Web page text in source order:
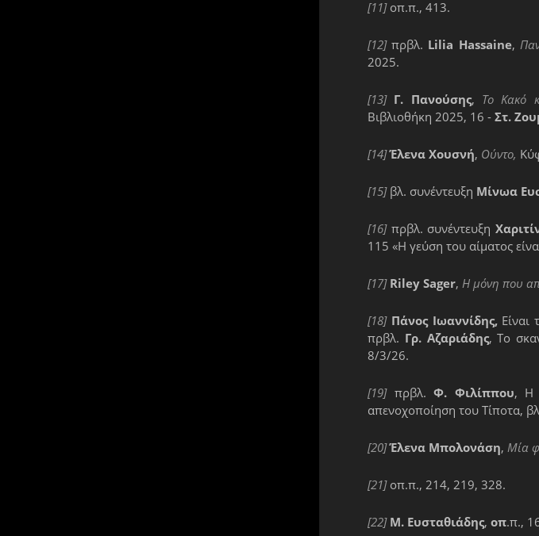
[11]οπ.π., 413.
[12]πρβλ. Lilia Hassaine,
2025.
[13] Γ. Πανούσης, Το Κακό
Βιβλιοθήκη 2025, 16 -Στ.
[14] Έλενα Χουσνή, Ούντο,
[15]βλ. συνέντευξη Μίνωα
[16]πρβλ. συνέντευξη
115 «Η γεύση του αίματος
[17] Riley Sager, Η μόνη που
[18] Πάνος Ιωαννίδης, Είναι
πρβλ. Γρ. Αζαριάδης, Το
8/3/26.
[19]πρβλ.Φ. Φιλίππου, Η
απενοχοποίηση του Τίποτα,
[20] Έλενα Μπολονάση, Μία
[21]οπ.π., 214, 219, 328.
[22] Μ. Ευσταθιάδης, οπ.π.,